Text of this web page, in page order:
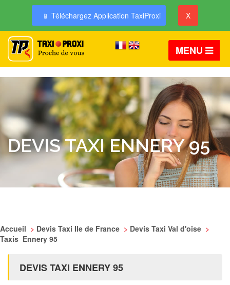
📱 Téléchargez Application TaxiProxi X
MENU
DEVIS TAXI ENNERY 95
Accueil > Devis Taxi Ile de France > Devis Taxi Val d'oise >
Taxis Ennery 95
DEVIS TAXI ENNERY 95